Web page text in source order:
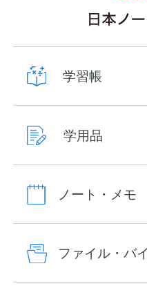
学習帳
学用品
ノート・メモ
ファイル・バ